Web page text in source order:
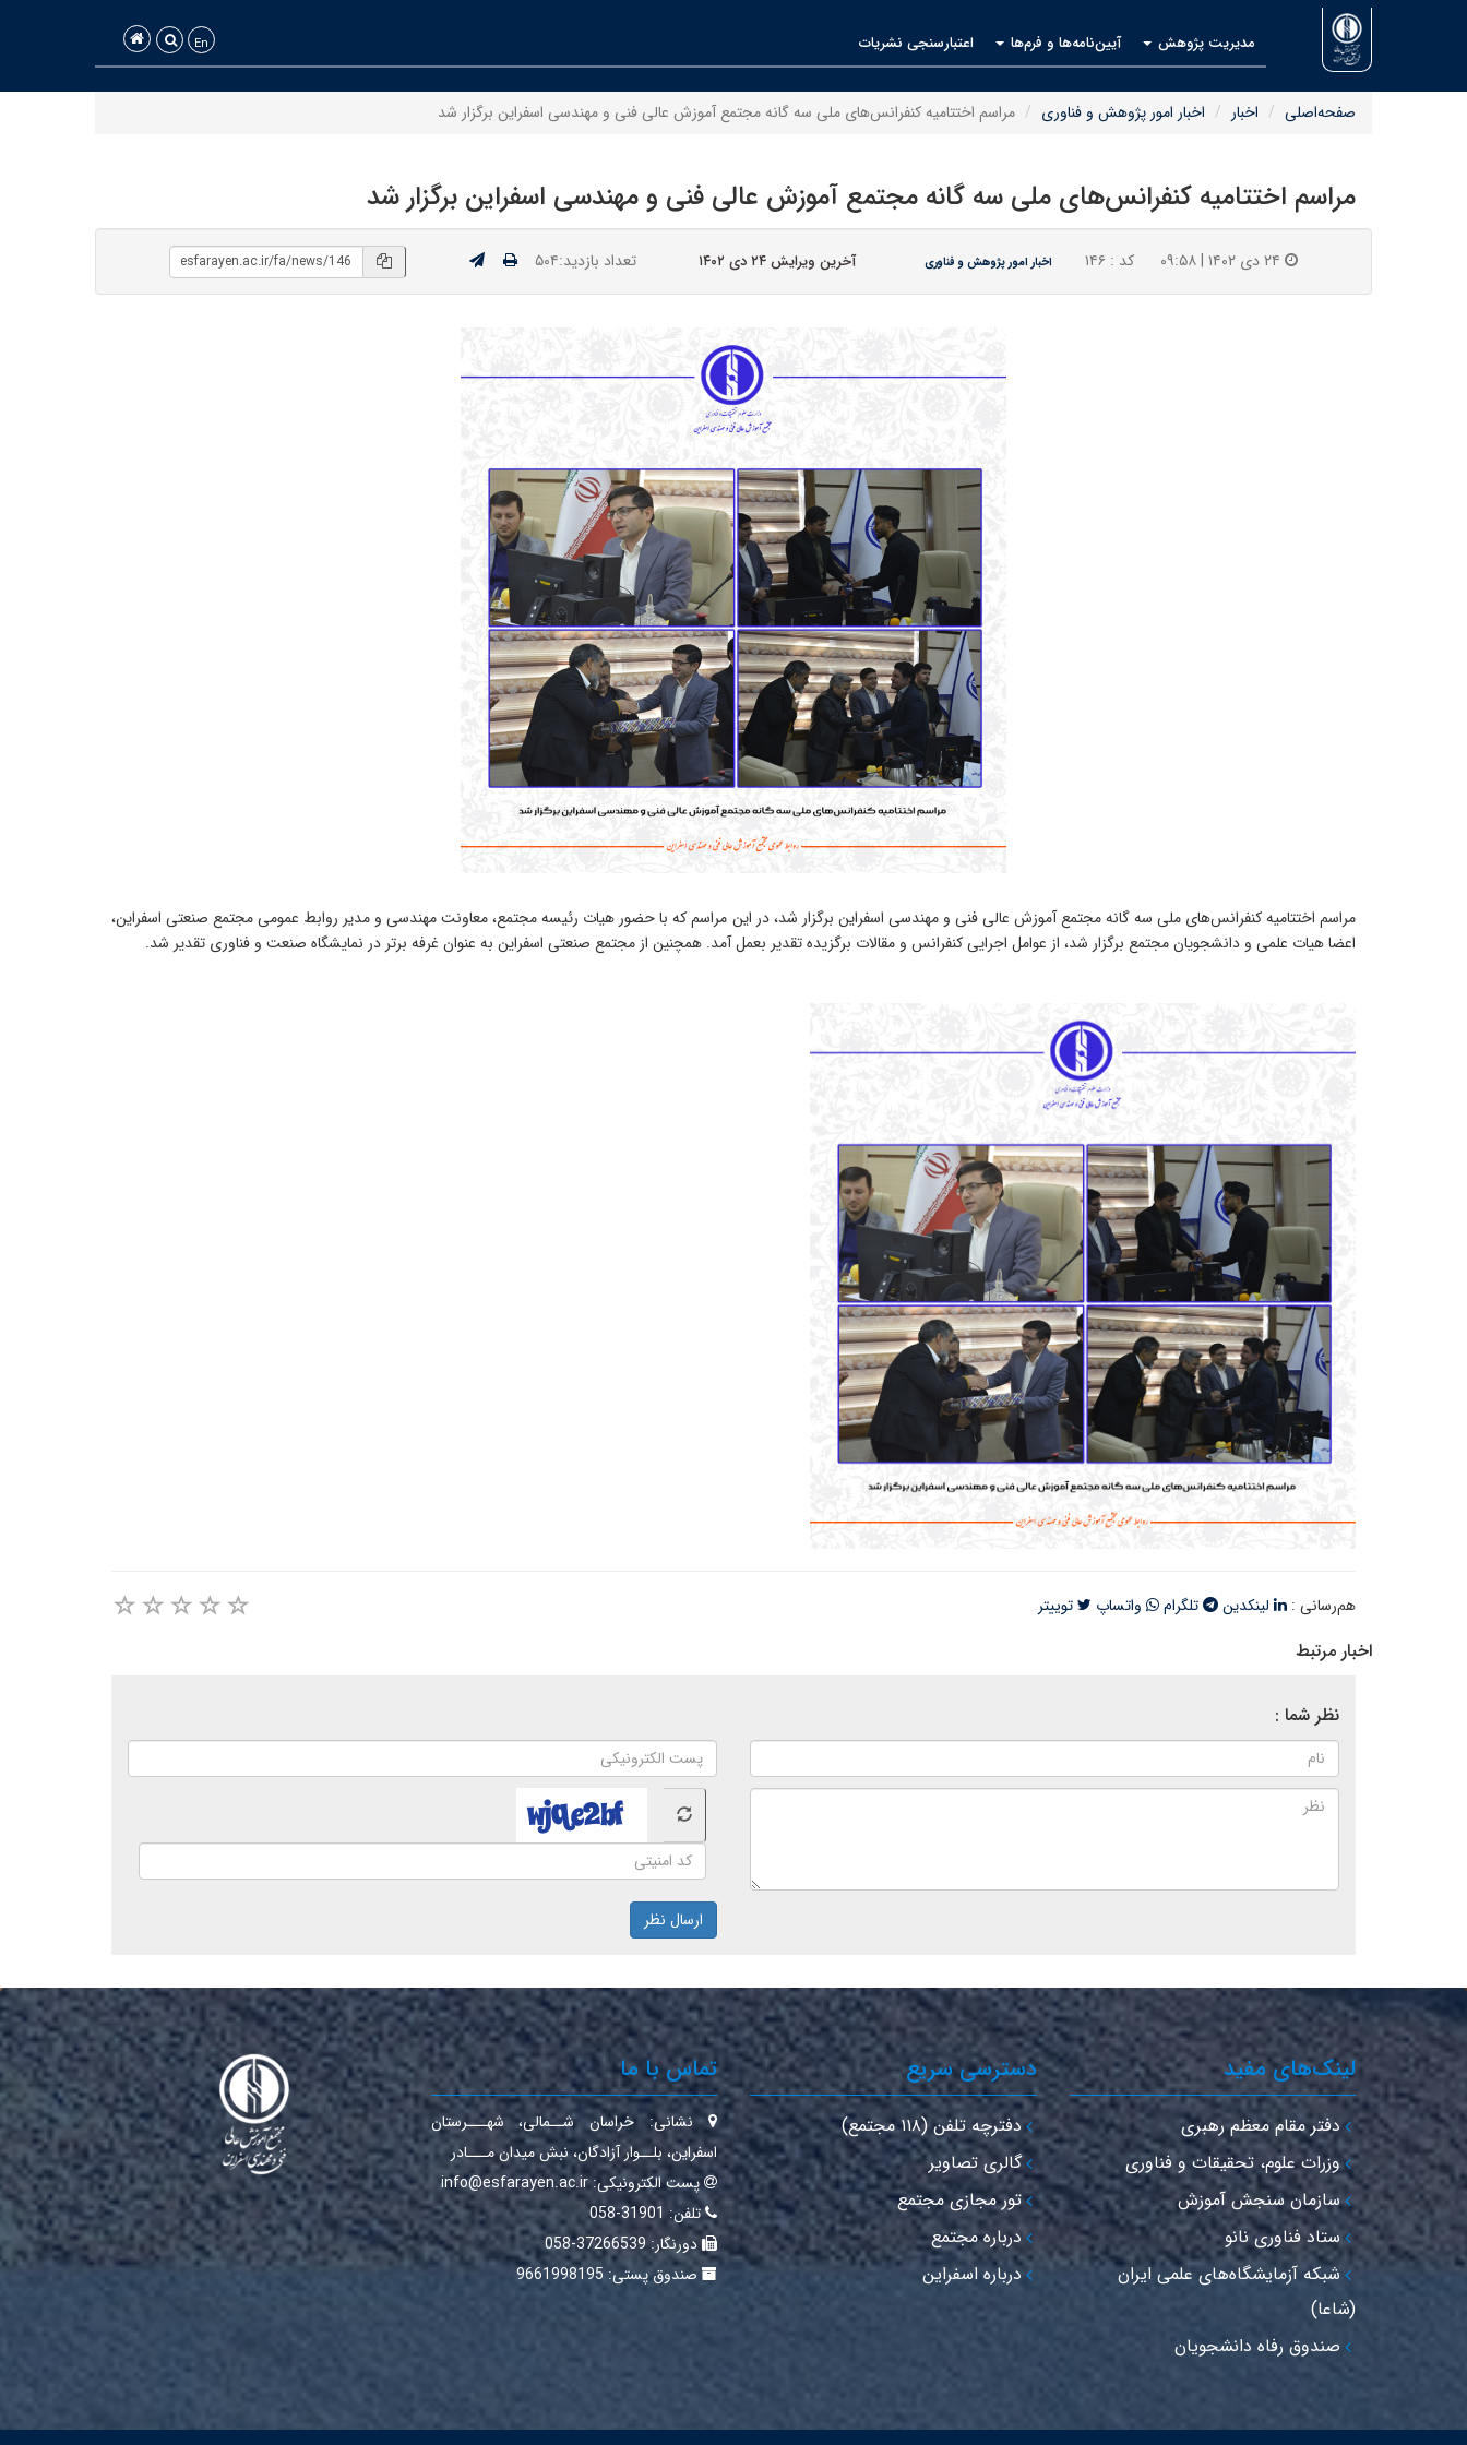
مدیریت پژوهش آیین‌نامه‌ها و فرم‌ها اعتبارسنجی نشریات En
صفحه‌اصلی اخبار اخبار امور پژوهش و فناوری مراسم اختتامیه کنفرانس‌های ملی سه گانه مجتمع آموزش عالی فنی و مهندسی اسفراین برگزار شد
مراسم اختتامیه کنفرانس‌های ملی سه گانه مجتمع آموزش عالی فنی و مهندسی اسفراین برگزار شد
۲۴ دی ۱۴۰۲ | ۰۹:۵۸ کد : ۱۴۶ اخبار امور پژوهش و فناوری آخرین ویرایش ۲۴ دی ۱۴۰۲ تعداد بازدید:۵۰۴
مراسم اختتامیه کنفرانس‌های ملی سه گانه مجتمع آموزش عالی فنی و مهندسی اسفراین برگزار شد، در این مراسم که با حضور هیات رئیسه مجتمع، معاونت مهندسی و مدیر روابط عمومی مجتمع صنعتی اسفراین،
اعضا هیات علمی و دانشجویان مجتمع برگزار شد، از عوامل اجرایی کنفرانس و مقالات برگزیده تقدیر بعمل آمد. همچنین از مجتمع صنعتی اسفراین به عنوان غرفه برتر در نمایشگاه صنعت و فناوری تقدیر شد.
هم‌رسانی : لینکدین تلگرام واتساپ توییتر
اخبار مرتبط
نظر شما :
ارسال نظر
لینک‌های مفید
دفتر مقام معظم رهبری
وزرات علوم، تحقیقات و فناوری
سازمان سنجش آموزش
ستاد فناوری نانو
شبکه آزمایشگاه‌های علمی ایران
(شاعا)
صندوق رفاه دانشجویان
دسترسی سریع
دفترچه تلفن (۱۱۸ مجتمع)
گالری تصاویر
تور مجازی مجتمع
درباره مجتمع
درباره اسفراین
تماس با ما
نشانی:خراسان شــمالی‌، شهـــرستان
اسفراین‌، بلــوار آزادگان، نبش میدان مـــادر
پست الکترونیکی:info@esfarayen.ac.ir
تلفن: 31901-058
دورنگار:37266539-058
صندوق پستی: 9661998195